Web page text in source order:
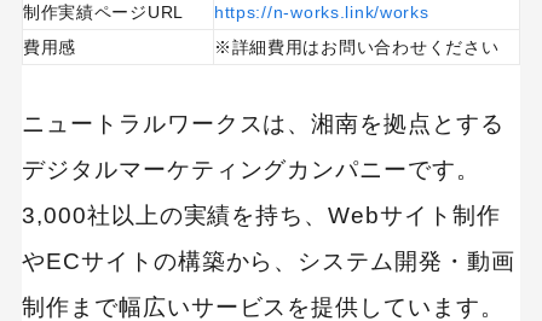
制作実績ページURL
https://n-works.link/works
費用感
※詳細費用はお問い合わせください
ニュートラルワークスは、湘南を拠点とする
デジタルマーケティングカンパニーです。
3,000社以上の実績を持ち、Webサイト制作
やECサイトの構築から、システム開発・動画
制作まで幅広いサービスを提供しています。